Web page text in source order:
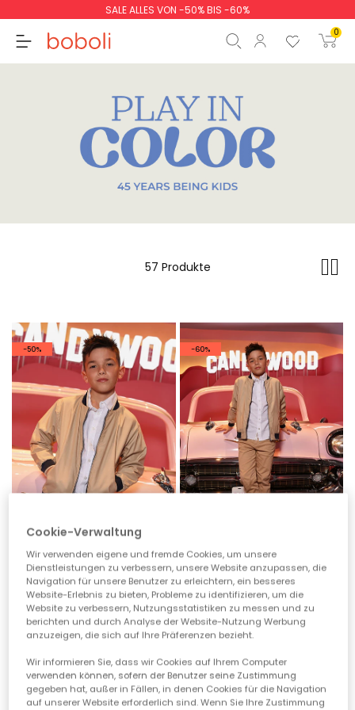
SALE ALLES VON -50% BIS -60%
0
Zwischensumme
Gesamtbetrag
weiter Start der Bestellung
57 Produkte
-50%
Wendbare Kinderjacke
62,95 €
31,45 €
-60%
Beige Kinderhose
32,95 € 16,45 € 13,15 €
Cookie-Verwaltung
Wir verwenden eigene und fremde Cookies, um unsere
Dienstleistungen zu verbessern, unsere Website anzupassen, die
Navigation für unsere Benutzer zu erleichtern, ein besseres
Website-Erlebnis zu bieten, Probleme zu identifizieren, um die
Website zu verbessern, Nutzungsstatistiken zu messen und zu
berichten und durch Analyse der Website-Nutzung Werbung
anzuzeigen, die sich auf Ihre Präferenzen bezieht.
Wir informieren Sie, dass wir Cookies auf Ihrem Computer
verwenden können, sofern der Benutzer seine Zustimmung
gegeben hat, außer in Fällen, in denen Cookies für die Navigation
auf unserer Website erforderlich sind. Wenn Sie Ihre Zustimmung